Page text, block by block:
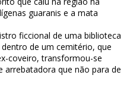
guaranis e a mata
ficcional de uma biblioteca
de um cemitério, que
coveiro, transformou-se
que não para de